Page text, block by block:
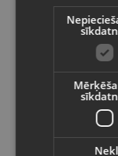
Asus Vivobook
valodā
Valsts
Latviešu